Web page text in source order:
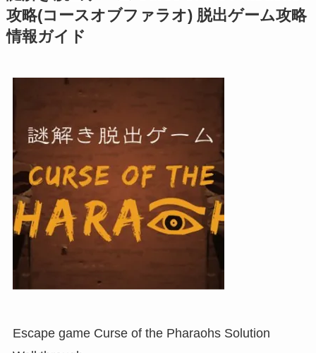
攻略(コースオブファラオ) 脱出ゲーム攻略
情報ガイド
Escape game Curse of the Pharaohs Solution